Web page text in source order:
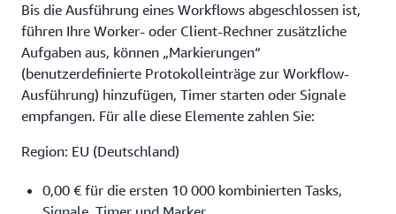
Bis die Ausführung eines Workflows abgeschlossen ist,
führen Ihre Worker- oder Client-Rechner zusätzliche
Aufgaben aus, können „Markierungen“
(benutzerdefinierte Protokolleinträge zur Workflow-
Ausführung) hinzufügen, Timer starten oder Signale
empfangen. Für alle diese Elemente zahlen Sie:
Region: EU (Deutschland)
0,00 € für die ersten 10 000 kombinierten Tasks,